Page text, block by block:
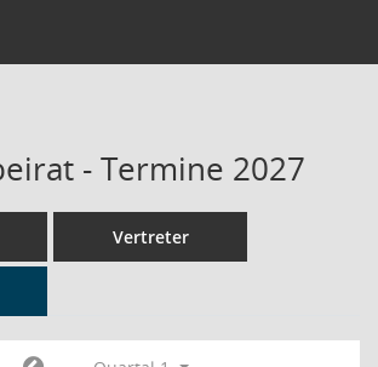
- Termine 2027
Vertreter